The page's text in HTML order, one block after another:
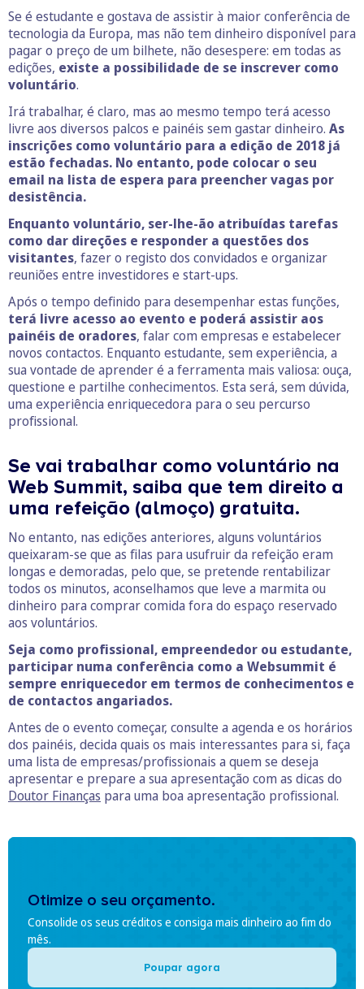
Se é estudante e gostava de assistir à maior conferência de
tecnologia da Europa, mas não tem dinheiro disponível para
pagar o preço de um bilhete, não desespere: em todas as
edições, existe a possibilidade de se inscrever como
voluntário.
Irá trabalhar, é claro, mas ao mesmo tempo terá acesso
livre aos diversos palcos e painéis sem gastar dinheiro. As
inscrições como voluntário para a edição de 2018 já
estão fechadas. No entanto, pode colocar o seu
email na lista de espera para preencher vagas por
desistência.
Enquanto voluntário, ser-lhe-ão atribuídas tarefas
como dar direções e responder a questões dos
visitantes, fazer o registo dos convidados e organizar
reuniões entre investidores e start-ups.
Após o tempo definido para desempenhar estas funções,
terá livre acesso ao evento e poderá assistir aos
painéis de oradores, falar com empresas e estabelecer
novos contactos. Enquanto estudante, sem experiência, a
sua vontade de aprender é a ferramenta mais valiosa: ouça,
questione e partilhe conhecimentos. Esta será, sem dúvida,
uma experiência enriquecedora para o seu percurso
profissional.
Se vai trabalhar como voluntário na
Web Summit, saiba que tem direito a
uma refeição (almoço) gratuita.
No entanto, nas edições anteriores, alguns voluntários
queixaram-se que as filas para usufruir da refeição eram
longas e demoradas, pelo que, se pretende rentabilizar
todos os minutos, aconselhamos que leve a marmita ou
dinheiro para comprar comida fora do espaço reservado
aos voluntários.
Seja como profissional, empreendedor ou estudante,
participar numa conferência como a Websummit é
sempre enriquecedor em termos de conhecimentos e
de contactos angariados.
Antes de o evento começar, consulte a agenda e os horários
dos painéis, decida quais os mais interessantes para si, faça
uma lista de empresas/profissionais a quem se deseja
apresentar e prepare a sua apresentação com as dicas do
Doutor Finanças para uma boa apresentação profissional.
Otimize o seu orçamento.
Consolide os seus créditos e consiga mais dinheiro ao fim do
mês.
Poupar agora